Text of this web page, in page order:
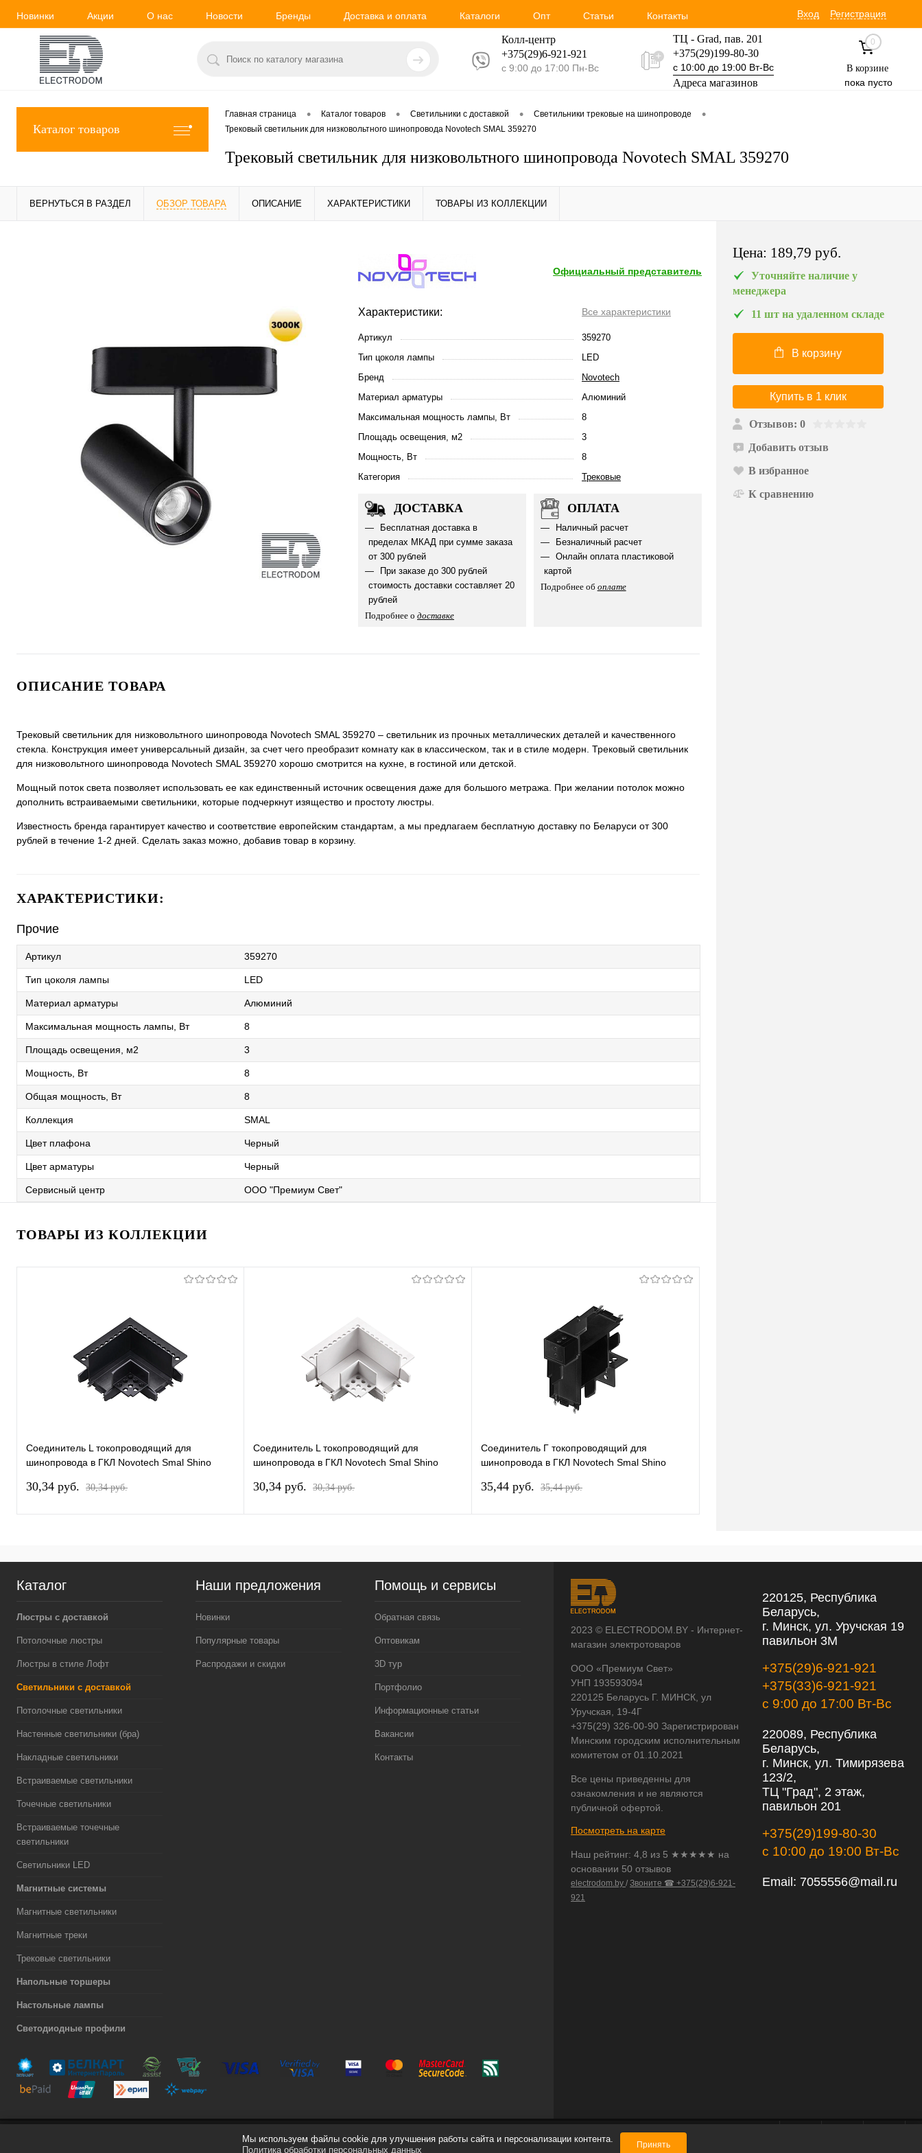
Новинки Акции О нас Новости Бренды Доставка и оплата Каталоги Опт Статьи Контакты Вход Регистрация
Колл-центр
+375(29)6-921-921
с 9:00 до 17:00 Пн-Вс
ТЦ - Grad, пав. 201
+375(29)199-80-30
с 10:00 до 19:00 Вт-Вс
Адреса магазинов
+375(29)354-30-60
0
В корзине
пока пусто
Каталог товаров
Главная страница • Каталог товаров • Светильники с доставкой • Светильники трековые на шинопроводе •
Трековый светильник для низковольтного шинопровода Novotech SMAL 359270
Трековый светильник для низковольтного шинопровода Novotech SMAL 359270
ВЕРНУТЬСЯ В РАЗДЕЛ ОБЗОР ТОВАРА ОПИСАНИЕ ХАРАКТЕРИСТИКИ ТОВАРЫ ИЗ КОЛЛЕКЦИИ
Официальный представитель
Характеристики: Все характеристики
Артикул
359270
Тип цоколя лампы
LED
Бренд
Novotech
Материал арматуры
Алюминий
Максимальная мощность лампы, Вт
8
Площадь освещения, м2
3
Мощность, Вт
8
Категория
Трековые
ДОСТАВКА
Бесплатная доставка в
пределах МКАД при сумме заказа
от 300 рублей
При заказе до 300 рублей
стоимость доставки составляет 20
рублей
Подробнее о доставке
ОПЛАТА
Наличный расчет
Безналичный расчет
Онлайн оплата пластиковой
картой
Подробнее об оплате
ОПИСАНИЕ ТОВАРА
Трековый светильник для низковольтного шинопровода Novotech SMAL 359270 – светильник из прочных металлических деталей и качественного
стекла. Конструкция имеет универсальный дизайн, за счет чего преобразит комнату как в классическом, так и в стиле модерн. Трековый светильник
для низковольтного шинопровода Novotech SMAL 359270 хорошо смотрится на кухне, в гостиной или детской.
Мощный поток света позволяет использовать ее как единственный источник освещения даже для большого метража. При желании потолок можно
дополнить встраиваемыми светильники, которые подчеркнут изящество и простоту люстры.
Известность бренда гарантирует качество и соответствие европейским стандартам, а мы предлагаем бесплатную доставку по Беларуси от 300
рублей в течение 1-2 дней. Сделать заказ можно, добавив товар в корзину.
ХАРАКТЕРИСТИКИ:
Прочие
Артикул 359270
Тип цоколя лампы LED
Материал арматуры Алюминий
Максимальная мощность лампы, Вт 8
Площадь освещения, м2 3
Мощность, Вт 8
Общая мощность, Вт 8
Коллекция SMAL
Цвет плафона Черный
Цвет арматуры Черный
Сервисный центр ООО "Премиум Свет"
ТОВАРЫ ИЗ КОЛЛЕКЦИИ
Соединитель L токопроводящий для
шинопровода в ГКЛ Novotech Smal Shino
30,34 pуб. 30,34 pуб.
Соединитель L токопроводящий для
шинопровода в ГКЛ Novotech Smal Shino
30,34 pуб. 30,34 pуб.
Соединитель Г токопроводящий для
шинопровода в ГКЛ Novotech Smal Shino
35,44 pуб. 35,44 pуб.
Цена: 189,79 pуб.
Уточняйте наличие у
менеджера
11 шт на удаленном складе
В корзину
Купить в 1 клик
Отзывов: 0
Добавить отзыв
В избранное
К сравнению
Каталог
Люстры с доставкой
Потолочные люстры
Люстры в стиле Лофт
Светильники с доставкой
Потолочные светильники
Настенные светильники (бра)
Накладные светильники
Встраиваемые светильники
Точечные светильники
Встраиваемые точечные
светильники
Светильники LED
Магнитные системы
Магнитные светильники
Магнитные треки
Трековые светильники
Напольные торшеры
Настольные лампы
Светодиодные профили
Наши предложения
Новинки
Популярные товары
Распродажи и скидки
Помощь и сервисы
Обратная связь
Оптовикам
3D тур
Портфолио
Информационные статьи
Вакансии
Контакты
2023 © ELECTRODOM.BY - Интернет-
магазин электротоваров
ООО «Премиум Свет»
УНП 193593094
220125 Беларусь Г. МИНСК, ул
Уручская, 19-4Г
+375(29) 326-00-90 Зарегистрирован
Минским городским исполнительным
комитетом от 01.10.2021
Все цены приведенны для
ознакомления и не являются
публичной офертой.
Посмотреть на карте
Наш рейтинг: 4,8 из 5 ★★★★★ на
основании 50 отзывов
electrodom.by / Звоните ☎ +375(29)6-921-
921
220125, Республика
Беларусь,
г. Минск, ул. Уручская 19
павильон 3М
+375(29)6-921-921
+375(33)6-921-921
с 9:00 до 17:00 Вт-Вс
220089, Республика
Беларусь,
г. Минск, ул. Тимирязева
123/2,
ТЦ "Град", 2 этаж,
павильон 201
+375(29)199-80-30
с 10:00 до 19:00 Вт-Вс
Email: 7055556@mail.ru
Мы используем файлы cookie для улучшения работы сайта и персонализации контента.
Политика обработки персональных данных
Принять